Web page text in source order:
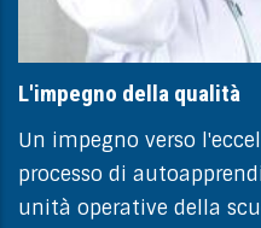
L'impegno della qualità
Un impegno verso
processo di
unità operative della